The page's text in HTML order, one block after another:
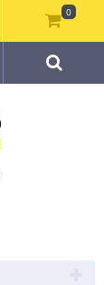
0